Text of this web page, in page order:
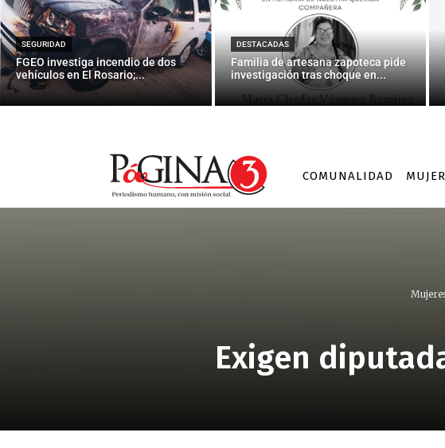
SEGURIDAD
FGEO investiga incendio de dos
vehículos en El Rosario;...
DESTACADAS
Familia de artesana zapoteca pide
investigación tras choque en...
COMUNALIDAD
Exigen